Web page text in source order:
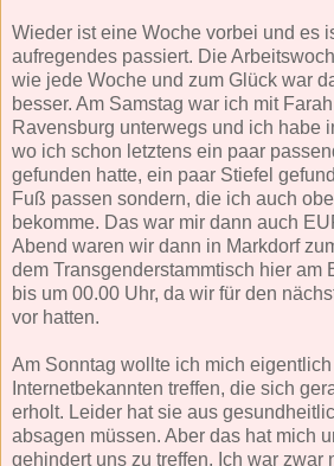
Wieder ist eine Woche vorbei und es
aufregendes passiert. Die
wie jede Woche und zum Glück war
besser. Am Samstag war ich mit
Ravensburg unterwegs und ich habe
wo ich schon letztens ein paar
gefunden hatte, ein paar Stiefel
Fuß passen sondern, die ich auch
bekomme. Das war mir dann auch
Abend waren wir dann in Markdorf
dem Transgenderstammtisch hier am
bis um 00.00 Uhr, da wir für den
vor hatten.
Am Sonntag wollte ich mich
Internetbekannten treffen, die sich
erholt. Leider hat sie aus
absagen müssen. Aber das hat mich
gehindert uns zu treffen. Ich war zwar